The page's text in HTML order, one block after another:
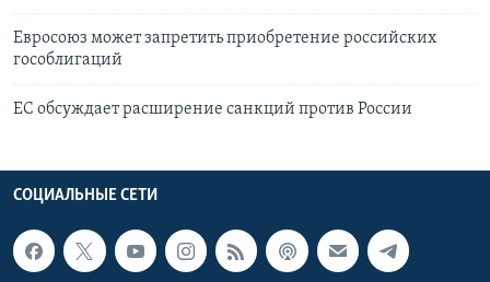
Евросоюз может запретить приобретение российских
гособлигаций
ЕС обсуждает расширение санкций против России
СОЦИАЛЬНЫЕ СЕТИ